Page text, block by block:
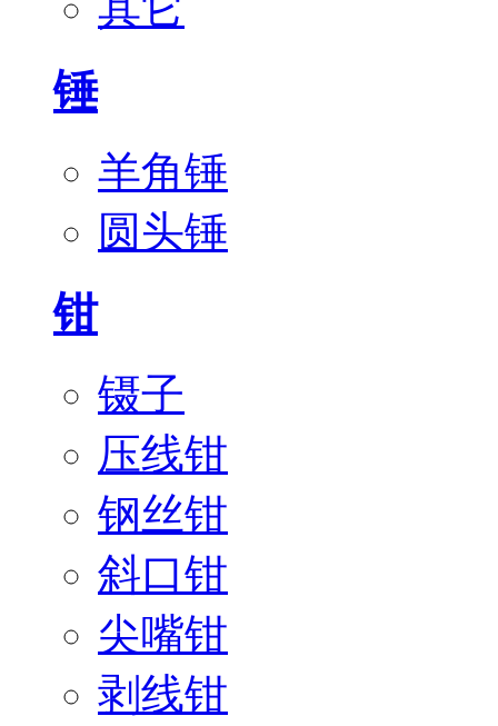
锤
羊角锤
圆头锤
钳
镊子
压线钳
钢丝钳
斜口钳
尖嘴钳
剥线钳